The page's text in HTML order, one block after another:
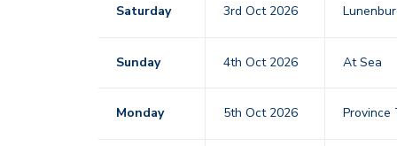
Saturday 3rd Oct 2026
Sunday 4th Oct 2026 At Sea
Monday 5th Oct 2026